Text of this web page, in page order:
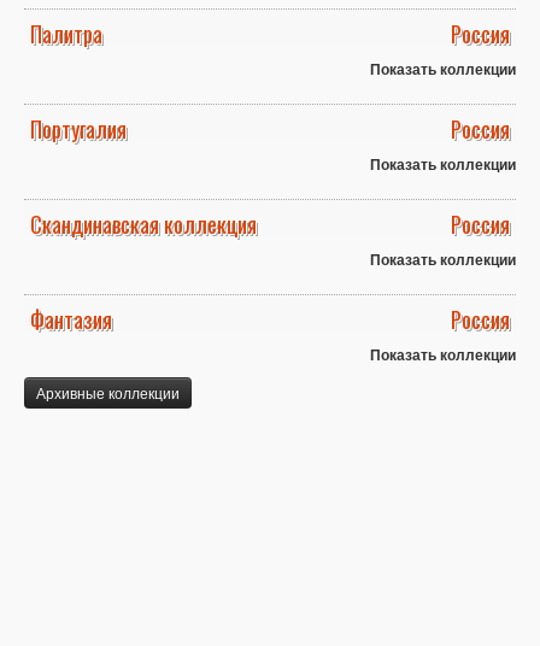
Палитра Россия
Показать коллекции
Португалия Россия
Показать коллекции
Скандинавская коллекция Россия
Показать коллекции
Фантазия Россия
Показать коллекции
Архивные коллекции